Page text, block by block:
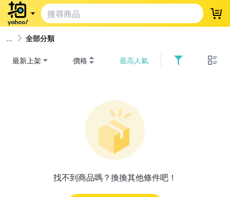
登
全部分類
最新上架 價格 最高人氣
找不到商品嗎？換換其他條件吧！